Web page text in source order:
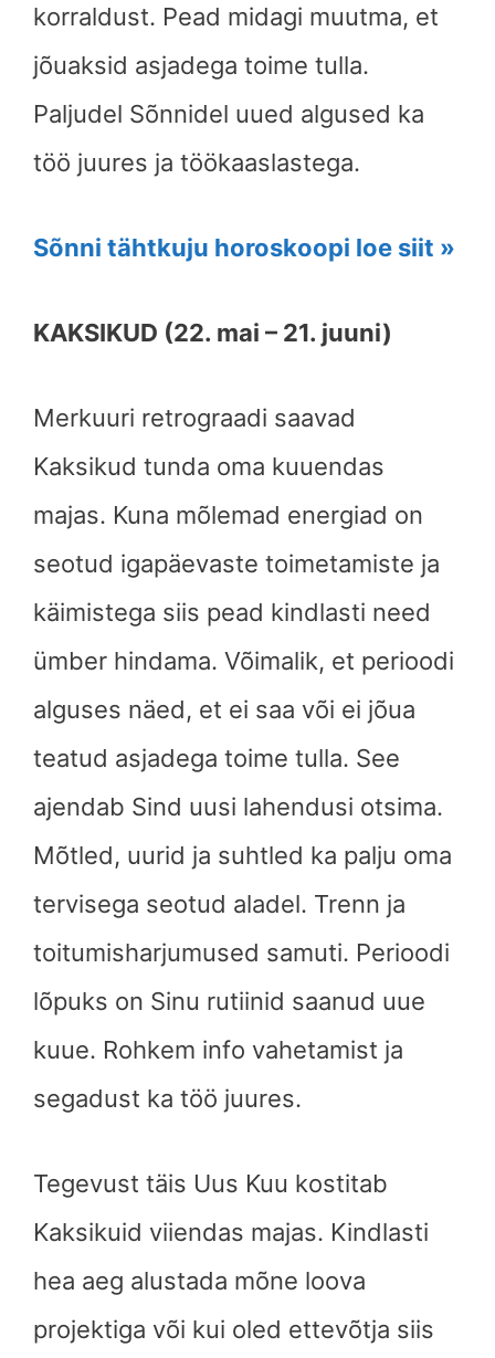
korraldust. Pead midagi muutma, et
jõuaksid asjadega toime tulla.
Paljudel Sõnnidel uued algused ka
töö juures ja töökaaslastega.
Sõnni tähtkuju horoskoopi loe siit »
KAKSIKUD (22. mai – 21. juuni)
Merkuuri retrograadi saavad
Kaksikud tunda oma kuuendas
majas. Kuna mõlemad energiad on
seotud igapäevaste toimetamiste ja
käimistega siis pead kindlasti need
ümber hindama. Võimalik, et perioodi
alguses näed, et ei saa või ei jõua
teatud asjadega toime tulla. See
ajendab Sind uusi lahendusi otsima.
Mõtled, uurid ja suhtled ka palju oma
tervisega seotud aladel. Trenn ja
toitumisharjumused samuti. Perioodi
lõpuks on Sinu rutiinid saanud uue
kuue. Rohkem info vahetamist ja
segadust ka töö juures.
Tegevust täis Uus Kuu kostitab
Kaksikuid viiendas majas. Kindlasti
hea aeg alustada mõne loova
projektiga või kui oled ettevõtja siis